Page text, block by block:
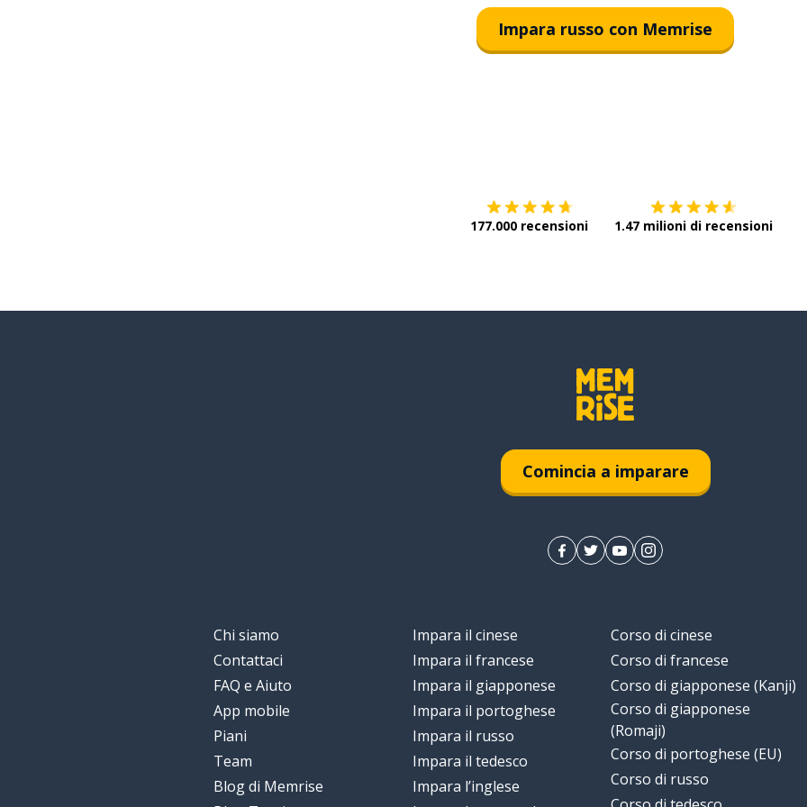
Impara russo con Memrise
177.000 recensioni 1.47 milioni di recensioni
Comincia a imparare
Chi siamo
Contattaci
FAQ e Aiuto
App mobile
Piani
Team
Blog di Memrise
Impara il cinese
Impara il francese
Impara il giapponese
Impara il portoghese
Impara il russo
Impara il tedesco
Impara l’inglese
Corso di cinese
Corso di francese
Corso di giapponese (Kanji)
Corso di giapponese
(Romaji)
Corso di portoghese (EU)
Corso di russo